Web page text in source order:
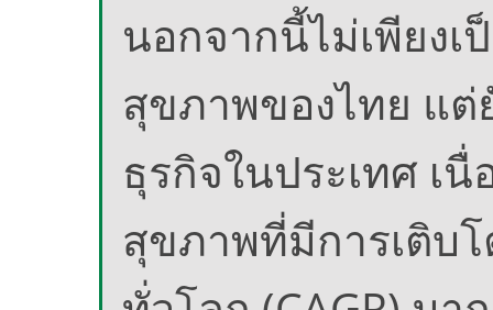
นอกจากนี้ไม่เพียง
สุขภาพของไทย แต่
ธุรกิจในประเทศ เ
สุขภาพที่มีการเติบ